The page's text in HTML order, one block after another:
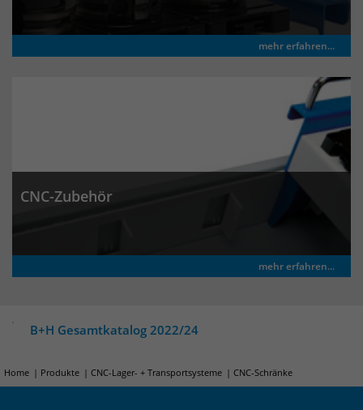
mehr erfahren...
CNC-Zubehör
mehr erfahren...
B+H Gesamtkatalog 2022/24
Home Produkte CNC-Lager- + Transportsysteme CNC-Schränke